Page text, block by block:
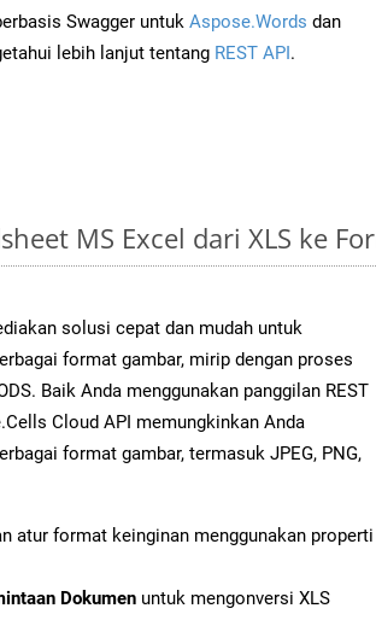
Swagger untuk Aspose.Words dan
lebih lanjut tentang REST API.
MS Excel dari XLS ke
solusi cepat dan mudah untuk
format gambar, mirip dengan proses
Baik Anda menggunakan panggilan REST
Cloud API memungkinkan Anda
format gambar, termasuk JPEG, PNG,
atur format keinginan menggunakan properti
Dokumen untuk mengonversi XLS